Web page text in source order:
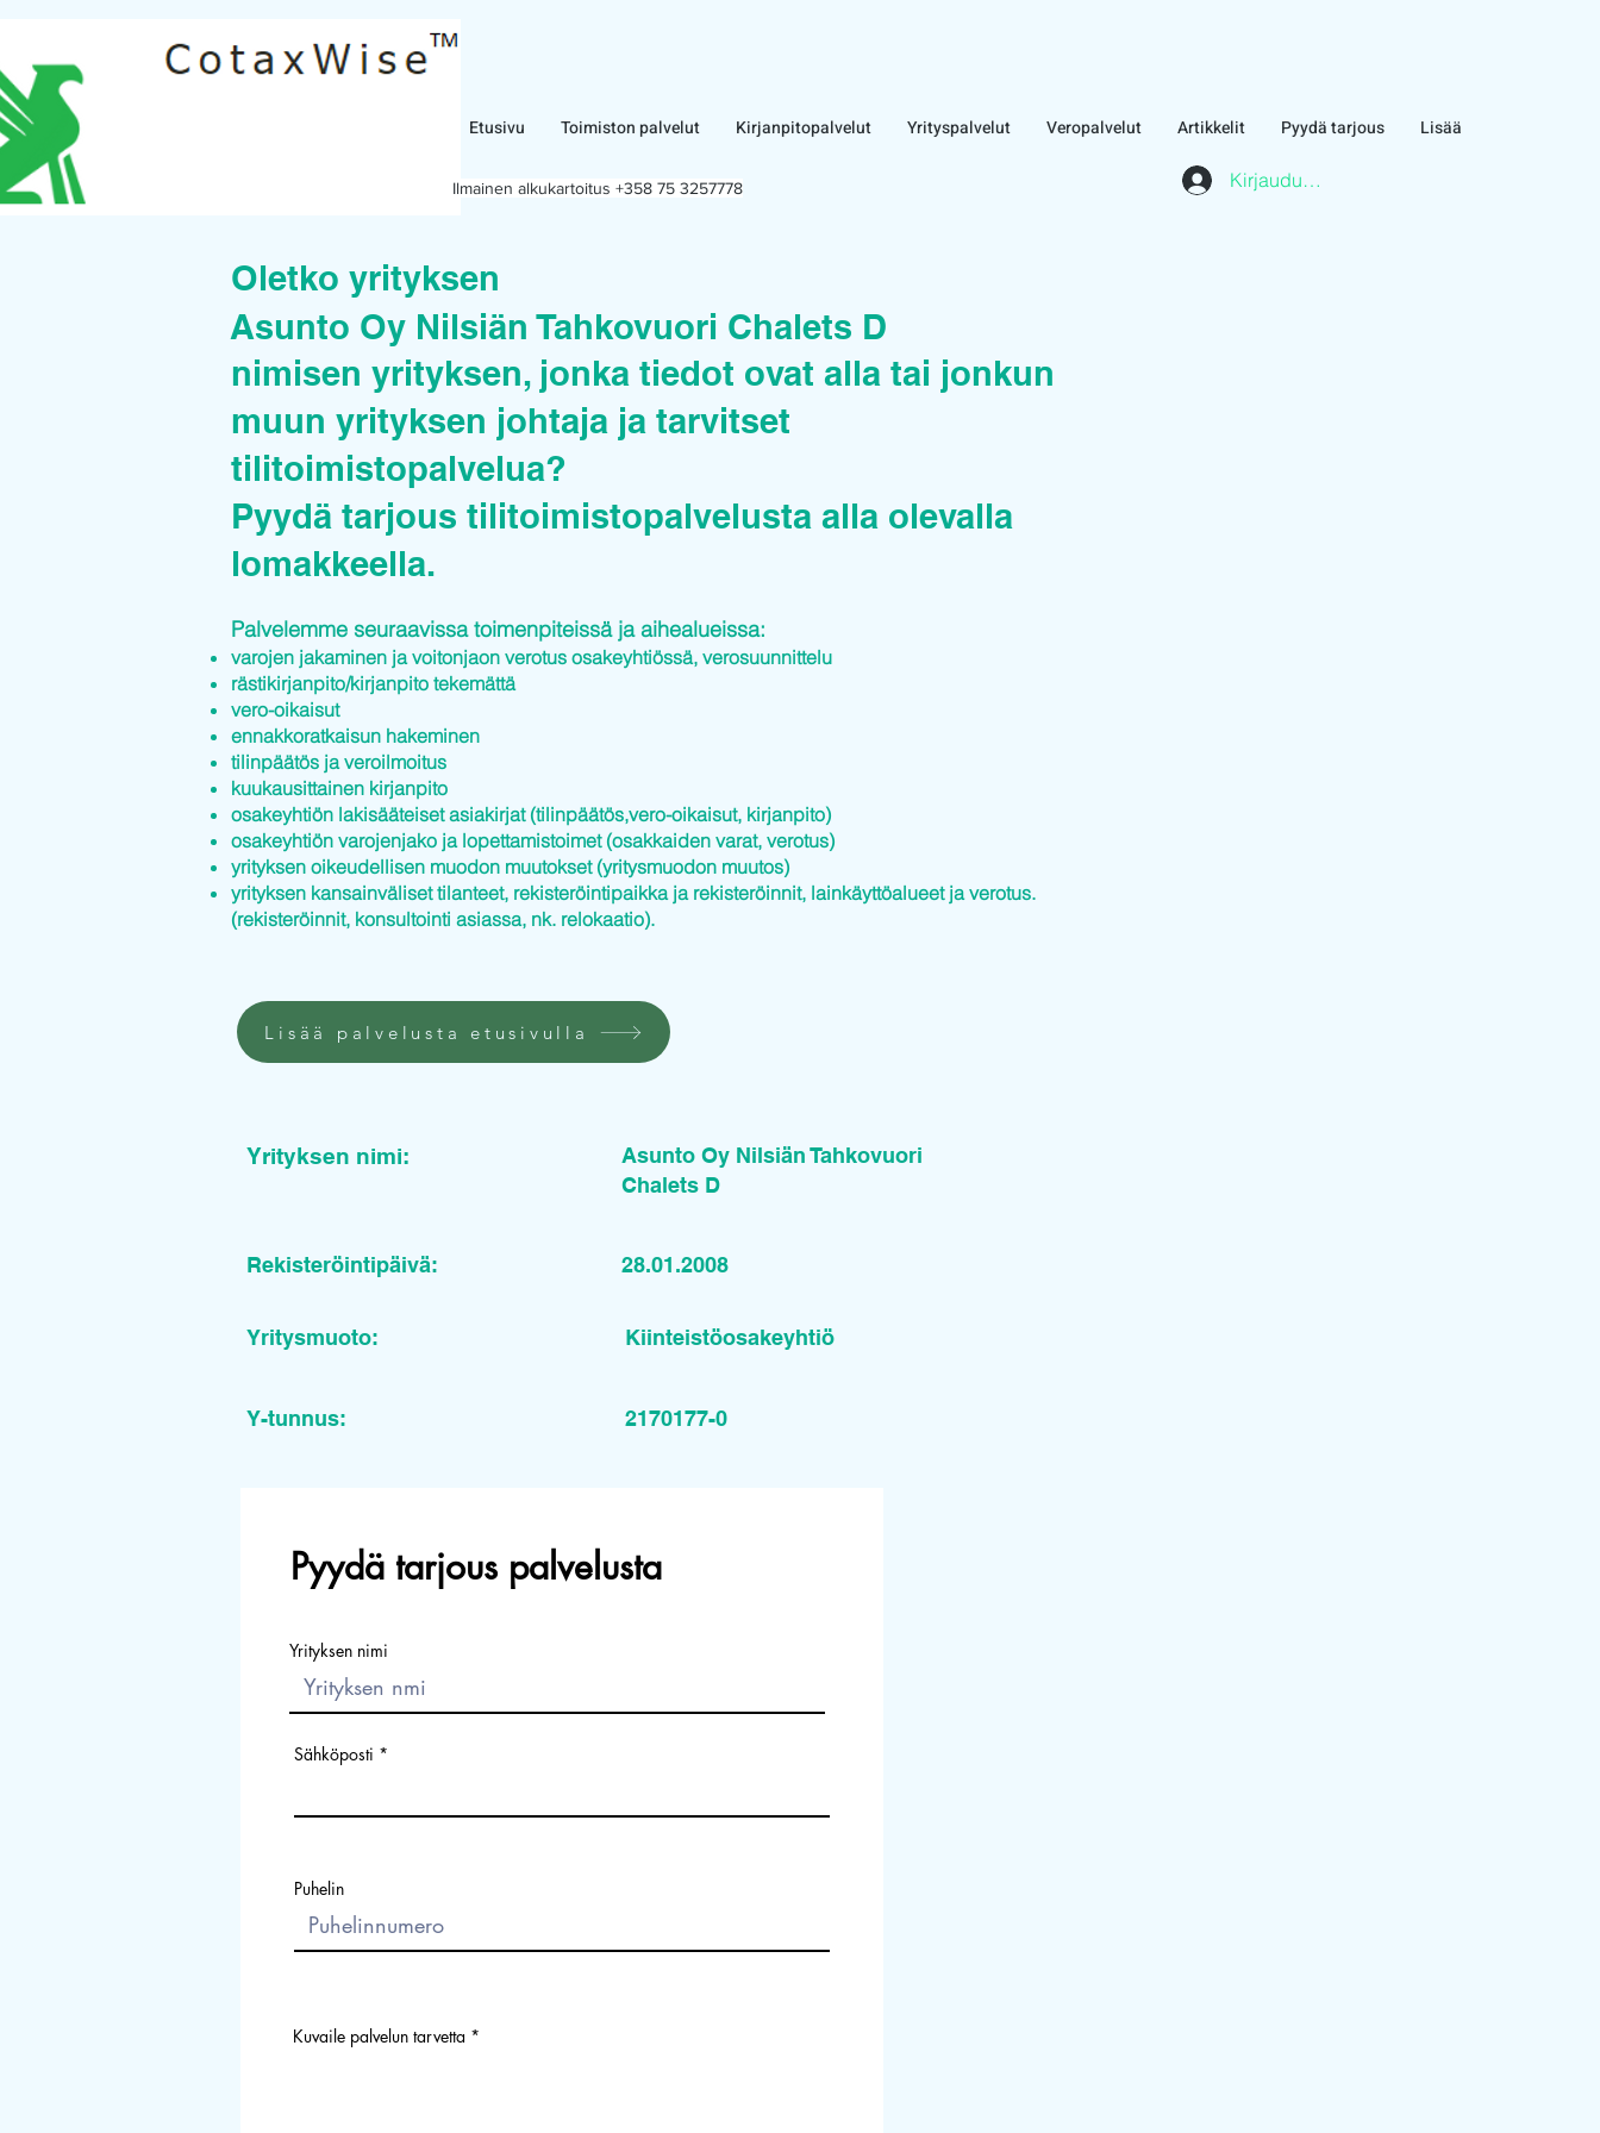
Etusivu Toimiston palvelut Kirjanpitopalvelut Yrityspalvelut Veropalvelut Artikkelit Pyydä tarjous Lisää
Kirjaudu asiakasalueelle
Ilmainen alkukartoitus +358 75 3257778
Oletko yrityksen
nimisen yrityksen, jonka tiedot ovat alla tai jonkun
muun yrityksen johtaja ja tarvitset
tilitoimistopalvelua?
Pyydä tarjous tilitoimistopalvelusta alla olevalla
lomakkeella.
Palvelemme seuraavissa toimenpiteissä ja aihealueissa:
varojen jakaminen ja voitonjaon verotus osakeyhtiössä, verosuunnittelu
rästikirjanpito/kirjanpito tekemättä
vero-oikaisut
ennakkoratkaisun hakeminen
tilinpäätös ja veroilmoitus
kuukausittainen kirjanpito
osakeyhtiön lakisääteiset asiakirjat (tilinpäätös,vero-oikaisut, kirjanpito)
osakeyhtiön varojenjako ja lopettamistoimet (osakkaiden varat, verotus)
yrityksen oikeudellisen muodon muutokset (yritysmuodon muutos)
yrityksen kansainväliset tilanteet, rekisteröintipaikka ja rekisteröinnit, lainkäyttöalueet ja verotus.
(rekisteröinnit, konsultointi asiassa, nk. relokaatio).
Asunto Oy Nilsiän Tahkovuori Chalets D
Lisää palvelusta etusivulla
Yrityksen nimi:
Asunto Oy Nilsiän Tahkovuori
Chalets D
Rekisteröintipäivä: 28.01.2008
Yritysmuoto: Kiinteistöosakeyhtiö
Y-tunnus: 2170177-0
Pyydä tarjous palvelusta
Yrityksen nimi
Sähköposti
Puhelin
Kuvaile palvelun tarvetta